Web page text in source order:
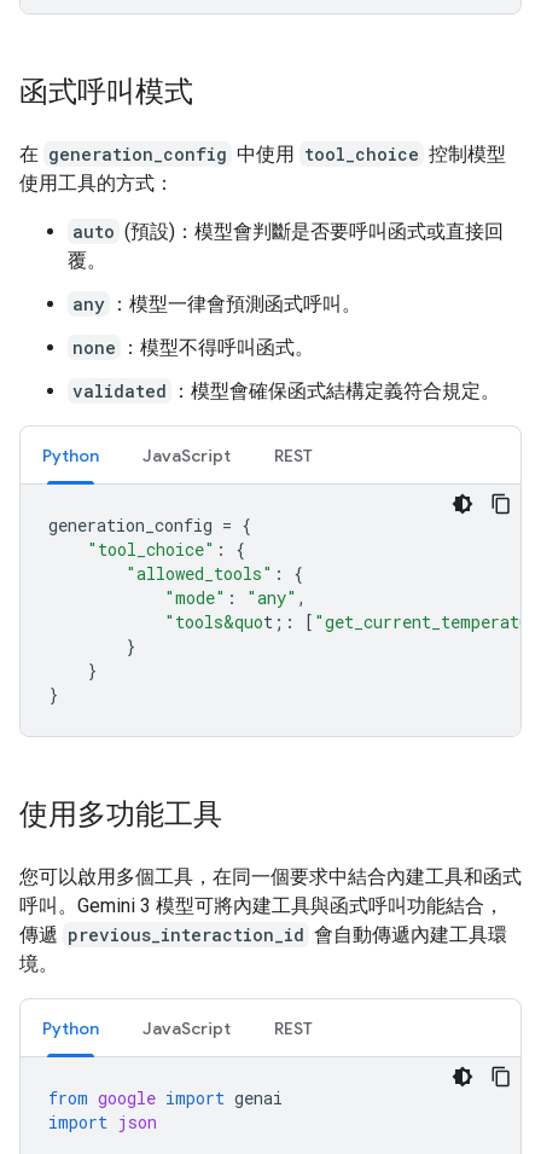
函式呼叫模式
在 generation_config 中使用 tool_choice 控制模型
使用工具的方式：
auto (預設)：模型會判斷是否要呼叫函式或直接回
覆。
any ：模型一律會預測函式呼叫。
none
：模型不得呼叫函式。
validated
：模型會確保函式結構定義符合規定。
Python JavaScript REST
generation_config = {
"tool_choice" :
{
"allowed_tools" :
{
"mode" : "any" ,
"tools&quot; : [
}
}
}
使用多功能工具
您可以啟用多個工具，在同一個要求中結合內建工具和函式
呼叫。Gemini 3 模型可將內建工具與函式呼叫功能結合，
傳遞 previous_interaction_id 會自動傳遞內建工具環
境。
Python JavaScript REST
from google import genai
import json